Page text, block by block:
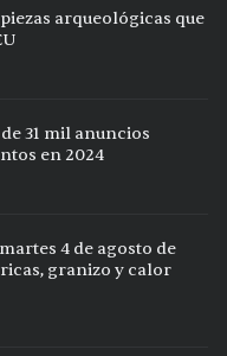
arqueológicas que
31 mil anuncios
en 2024
4 de agosto de
granizo y calor